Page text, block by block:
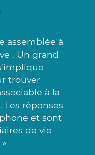
assemblée à
. Un grand
trouver
à la
Les réponses
et sont
de vie